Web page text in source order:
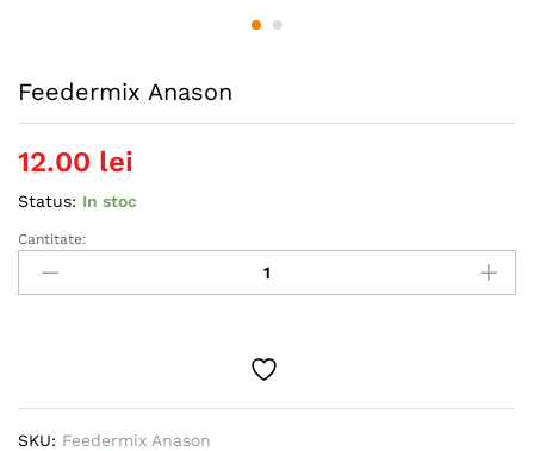
Feedermix Anason
12.00 lei
Status: In stoc
Feedermix
Anason
quantity
Cantitate:
SKU: Feedermix Anason